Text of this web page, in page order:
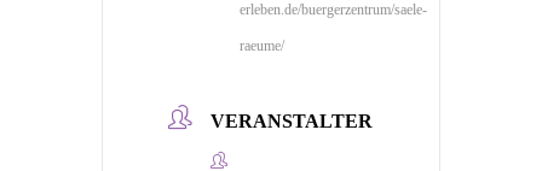
erleben.de/buergerzentrum/saele-
raeume/
VERANSTALTER